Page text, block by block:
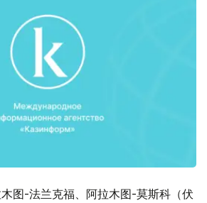
图-法兰克福、阿拉木图-莫斯科（伏